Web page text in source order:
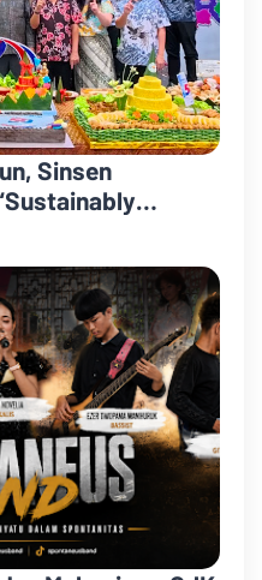
Sinsen